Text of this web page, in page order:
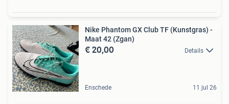
Nike Phantom GX Club TF (Kunstgras) -
Maat 42 (Zgan)
€ 20,00 Details
Enschede 11 jul 26